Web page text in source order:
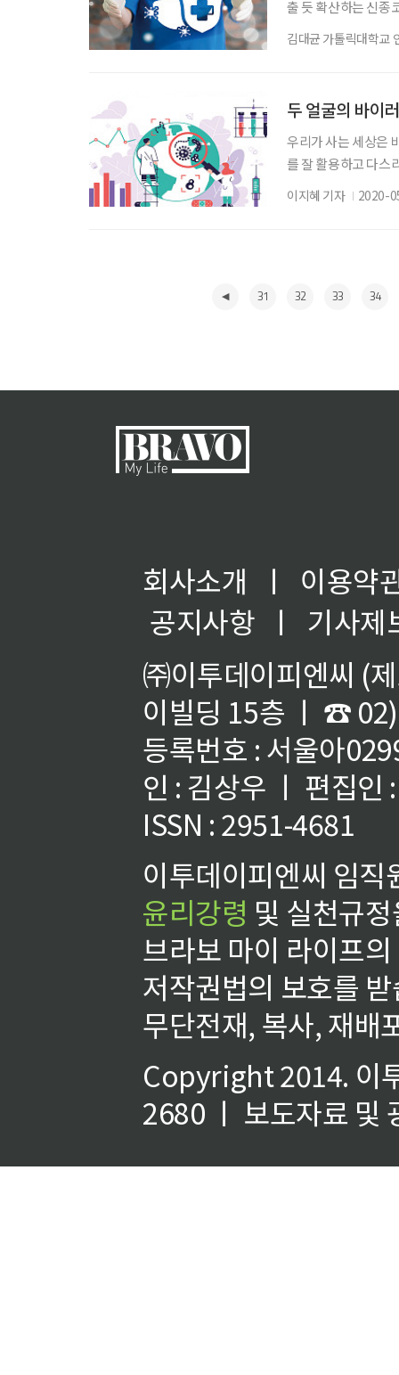
출 듯 확산하는 신종
바이러스와의 전쟁
년의 메르스
김대균 가톨릭대학교
두 얼굴의 바이
우리가 사는 세상은
를 잘 활용하고 다스
장, 하석훈 전 ㈜
이러스감염증(코로
이지혜 기자 2020-
31 32 33 34
회사소개 ㅣ
이용약
공지사항
ㅣ
기사제
㈜이투데이피엔씨 (
이빌딩 15층 ㅣ ☎
등록번호 : 서울아
인 : 김상우 ㅣ 편집인
ISSN : 2951-4681
이투데이피엔씨 임
윤리강령 및 실천규
브라보 마이 라이프
저작권법의 보호를
무단전재, 복사, 재배
Copyright 2014. 이
2680 ㅣ 보도자료